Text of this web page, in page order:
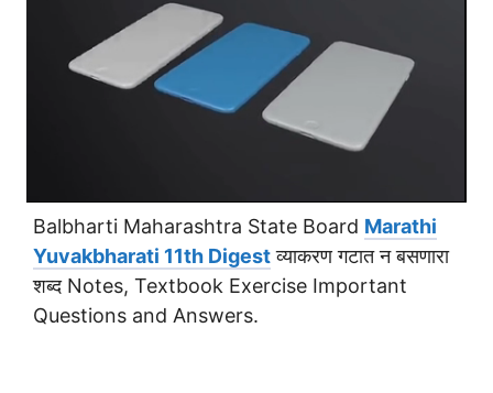
Balbharti Maharashtra State Board Marathi
Yuvakbharati 11th Digestव्याकरण गटात न बसणारा
शब्द Notes, Textbook Exercise Important
Questions and Answers.